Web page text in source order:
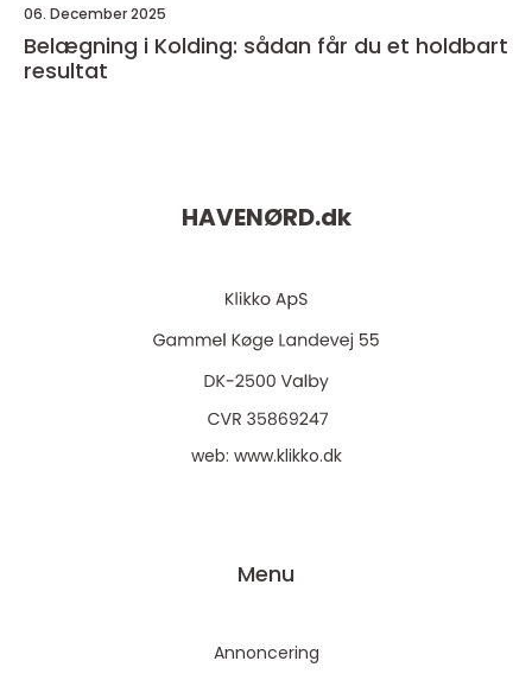
06. December 2025
Belægning i Kolding: sådan får du et holdbart
resultat
HAVENØRD.dk
web: www.klikko.dk
Menu
Annoncering